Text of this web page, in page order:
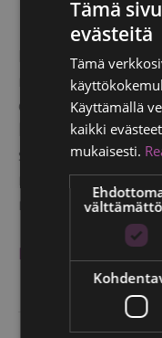
POTILAIDEMME
Keväällä 2005
rinnan ulkosivulla.
olevan rintasyövän
hoitooni ja
säästävästi.
rintasyövän
VÄLITÖN
REKONSTRUKTIO
READ MORE »
Tämä
evästeitä
Tämä
Käyttämällä
kaikki
mukaisesti.